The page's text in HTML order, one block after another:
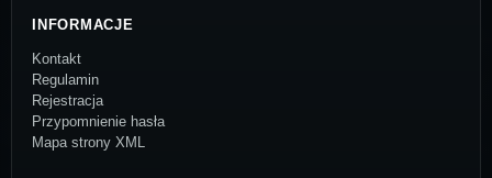
INFORMACJE
Kontakt
Regulamin
Rejestracja
Przypomnienie hasła
Mapa strony XML